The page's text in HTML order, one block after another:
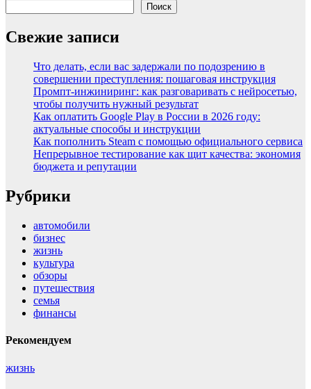
Поиск
Свежие записи
Что делать, если вас задержали по подозрению в
совершении преступления: пошаговая инструкция
Промпт-инжиниринг: как разговаривать с нейросетью,
чтобы получить нужный результат
Как оплатить Google Play в России в 2026 году:
актуальные способы и инструкции
Как пополнить Steam с помощью официального сервиса
Непрерывное тестирование как щит качества: экономия
бюджета и репутации
Рубрики
автомобили
бизнес
жизнь
культура
обзоры
путешествия
семья
финансы
Рекомендуем
жизнь